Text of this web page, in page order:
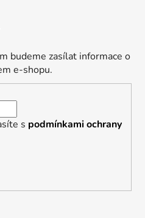
budeme zasílat informace o
e-shopu.
s podmínkami ochrany